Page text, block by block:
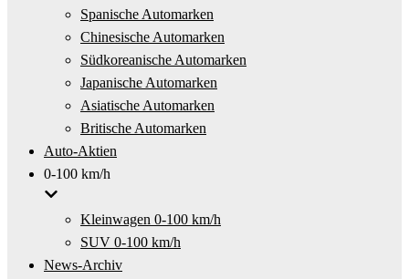
Spanische Automarken
Chinesische Automarken
Südkoreanische Automarken
Japanische Automarken
Asiatische Automarken
Britische Automarken
Auto-Aktien
0-100 km/h
Kleinwagen 0-100 km/h
SUV 0-100 km/h
News-Archiv